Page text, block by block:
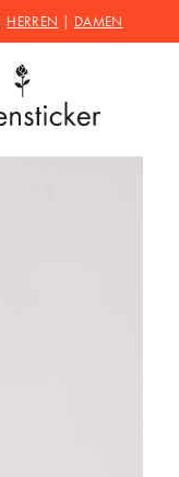
HERREN DAMEN